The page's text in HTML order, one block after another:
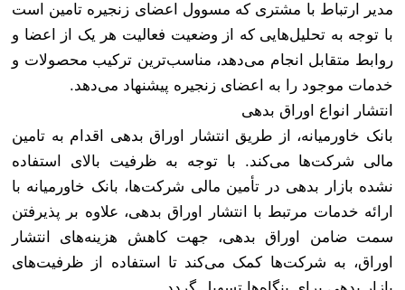
مدیر ارتباط با مشتری که مسوول اعضای زنجیره تامین است
با توجه به تحلیل‌هایی که از وضعیت فعالیت هر یک از اعضا و
روابط متقابل انجام می‌دهد، مناسب‌ترین ترکیب محصولات و
خدمات موجود را به اعضای زنجیره پیشنهاد می‌دهد.
انتشار انواع اوراق بدهی
بانک خاورمیانه، از طریق انتشار اوراق بدهی اقدام به تامین
مالی شرکت‌ها می‌کند. با توجه به ظرفیت بالای استفاده
نشده بازار بدهی در تأمین مالی شرکت‌ها، بانک خاورمیانه با
ارائه خدمات مرتبط با انتشار اوراق بدهی، علاوه بر پذیرفتن
سمت ضامن اوراق بدهی، جهت کاهش هزینه‌های انتشار
اوراق، به شرکت‌ها کمک می‌کند تا استفاده از ظرفیت‌های